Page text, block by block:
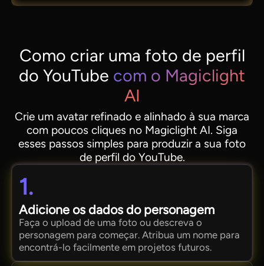
Como criar uma foto de perfil
do YouTube com o Magiclight
AI
Crie um avatar refinado e alinhado à sua marca
com poucos cliques no Magiclight AI. Siga
esses passos simples para produzir a sua foto
de perfil do YouTube.
1.
Adicione os dados do personagem
Faça o upload de uma foto ou descreva o
personagem para começar. Atribua um nome para
encontrá-lo facilmente em projetos futuros.